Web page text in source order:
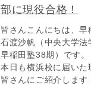
部に現役合格！
皆さんこんにちは、
石渡沙帆（中央大学法
早稲田塾38期）です。
本日も横浜校に届いた
皆さんにご紹介します